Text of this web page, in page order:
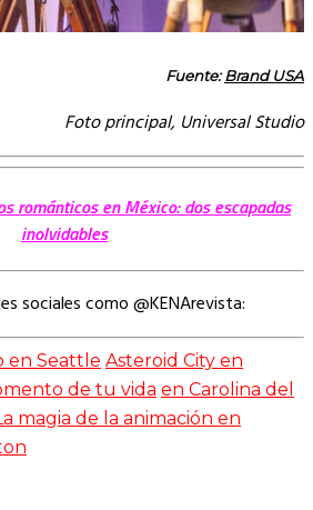
Fuente:Brand USA
Foto principal, Universal Studio
románticos en México: dos escapadas
inolvidables
sociales como @KENArevista:
en Seattle Asteroid City en
de tu vida en Carolina del
magia de la animación en